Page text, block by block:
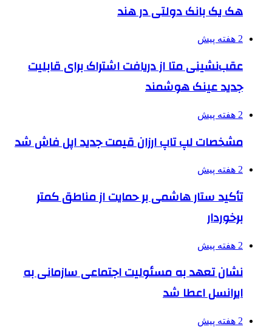
هک یک بانک دولتی در هند
2 هفته پیش
عقب‌نشینی متا از دریافت اشتراک برای قابلیت
جدید عینک هوشمند
2 هفته پیش
مشخصات لپ تاپ ارزان قیمت جدید اپل فاش شد
2 هفته پیش
تأکید ستار هاشمی بر حمایت از مناطق کمتر
برخوردار
2 هفته پیش
نشان تعهد به مسئولیت اجتماعی سازمانی به
ایرانسل اعطا شد
2 هفته پیش